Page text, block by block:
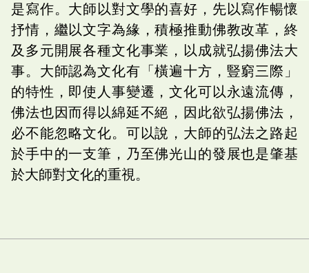
是寫作。大師以對文學的喜好，先以寫作暢懷
抒情，繼以文字為緣，積極推動佛教改革，終
及多元開展各種文化事業，以成就弘揚佛法大
事。大師認為文化有「橫遍十方，豎窮三際」
的特性，即使人事變遷，文化可以永遠流傳，
佛法也因而得以綿延不絕，因此欲弘揚佛法，
必不能忽略文化。可以說，大師的弘法之路起
於手中的一支筆，乃至佛光山的發展也是肇基
於大師對文化的重視。